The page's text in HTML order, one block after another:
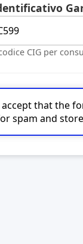
CIG per
that the
spam and